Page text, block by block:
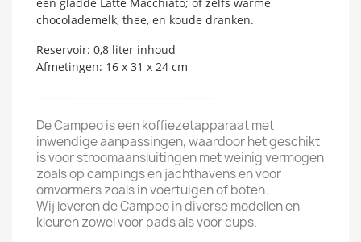
chocolademelk, thee, en koude dranken.
Reservoir: 0,8 liter inhoud
Afmetingen: 16 x 31 x 24 cm
--------------------------------------------
De Campeo is een koffiezetapparaat met
inwendige aanpassingen, waardoor het geschikt
is voor stroomaansluitingen met weinig vermogen
zoals op campings en jachthavens en voor
omvormers zoals in voertuigen of boten.
Wij leveren de Campeo in diverse modellen en
kleuren zowel voor pads als voor cups.